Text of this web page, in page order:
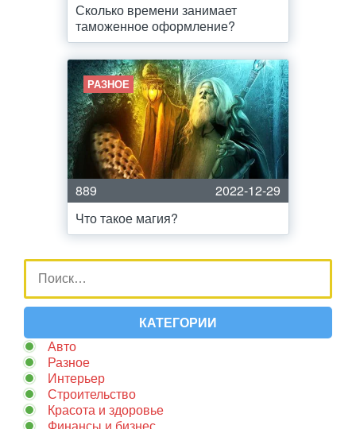
Сколько времени занимает
таможенное оформление?
РАЗНОЕ
889
2022-12-29
Что такое магия?
КАТЕГОРИИ
Авто
Разное
Интерьер
Строительство
Красота и здоровье